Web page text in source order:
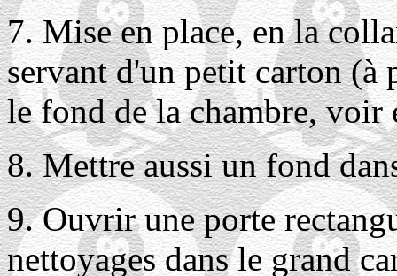
7. Mise en place, en la
servant d'un petit carton (à
le fond de la chambre, voir
8. Mettre aussi un fond
9. Ouvrir une porte
nettoyages dans le grand